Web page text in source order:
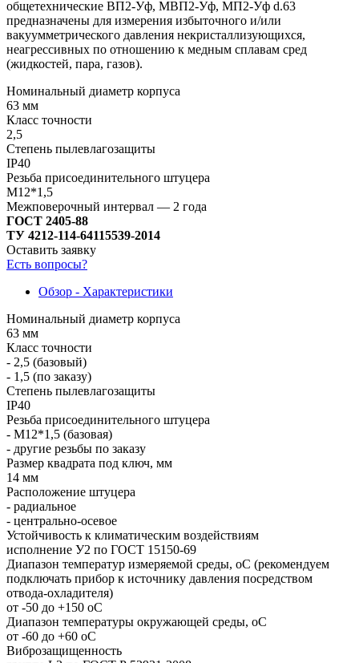
общетехнические ВП2-Уф, МВП2-Уф, МП2-Уф d.63
предназначены для измерения избыточного и/или
вакуумметрического давления некристаллизующихся,
неагрессивных по отношению к медным сплавам сред
(жидкостей, пара, газов).
Номинальный диаметр корпуса
63 мм
Класс точности
2,5
Степень пылевлагозащиты
IP40
Резьба присоединительного штуцера
М12*1,5
Межповерочный интервал — 2 года
ГОСТ 2405-88
ТУ 4212-114-64115539-2014
Оставить заявку
Есть вопросы?
Обзор - Характеристики
Номинальный диаметр корпуса
63 мм
Класс точности
- 2,5 (базовый)
- 1,5 (по заказу)
Степень пылевлагозащиты
IP40
Резьба присоединительного штуцера
- М12*1,5 (базовая)
- другие резьбы по заказу
Размер квадрата под ключ, мм
14 мм
Расположение штуцера
- радиальное
- центрально-осевое
Устойчивость к климатическим воздействиям
исполнение У2 по ГОСТ 15150-69
Диапазон температур измеряемой среды, оС (рекомендуем
подключать прибор к источнику давления посредством
отвода-охладителя)
от -50 до +150 оС
Диапазон температуры окружающей среды, оС
от -60 до +60 оС
Виброзащищенность